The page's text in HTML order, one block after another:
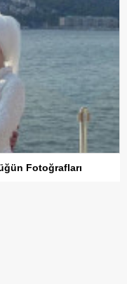
Fotoğrafları